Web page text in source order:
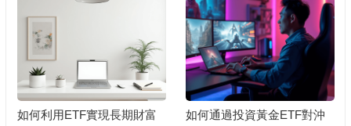
如何利用ETF實現長期財富
如何通過投資黃金ETF對沖